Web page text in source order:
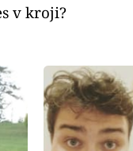
v kroji?